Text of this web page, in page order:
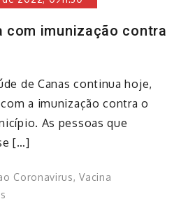
com imunização contra
de Canas continua hoje,
a imunização contra o
​As pessoas que
[…]
Coronavirus,Vacina